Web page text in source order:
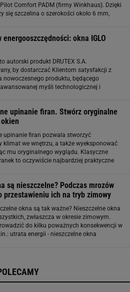
Comfort PADM (firmy Winkhaus). Dzięki
się szczelina o szerokości około 6 mm,
energooszczędności: okna IGLO
autorski produkt DRUTEX S.A.
by dostarczać Klientom satysfakcji z
nowoczesnego produktu, będącego
myśli technologicznej i
upinanie firan. Stwórz oryginalne
upinanie firan pozwala stworzyć
klimat we wnętrzu, a także wyeksponować
mu oryginalnego wyglądu. Klasyczne
to oczywiście najbardziej praktyczne
są nieszczelne? Podczas mrozów
przestawieniu ich na tryb zimowy
okna są tak ważne? Nieszczelne okna
zwłaszcza w okresie zimowym.
do kilku poważnych konsekwencji w
utrata energii - nieszczelne okna